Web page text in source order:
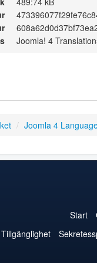
Joomla! 4
/ Joomla 4
Start